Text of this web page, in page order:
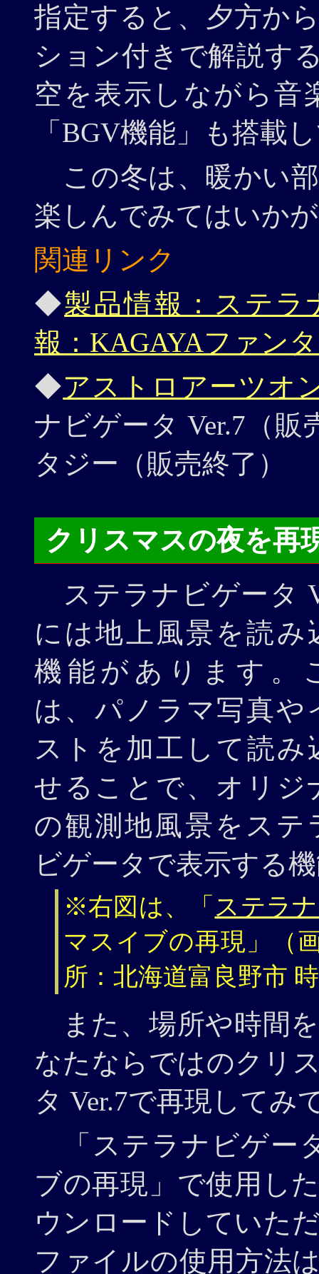
指定すると、夕方か
ション付きで解説す
空を表示しながら音
「BGV機能」も搭載
この冬は、暖かい
楽しんでみてはいか
関連リンク
◆製品情報：ステラ
報：KAGAYAファン
◆アストロアーツオ
ナビゲータ Ver.7（
タジー（販売終了）
クリスマスの夜を再
ステラナビゲータ
には地上風景を読み
機能があります。
は、パノラマ写真や
ストを加工して読み
せることで、オリジ
の観測地風景をステ
ビゲータで表示する
※右図は、「 ステラ
マスイブの再現」（
所：北海道富良野市
また、場所や時間
なたならではのクリ
タ Ver.7で再現してみ
「ステラナビゲー
ブの再現」 で使用し
ウンロードしていた
ファイルの使用方法